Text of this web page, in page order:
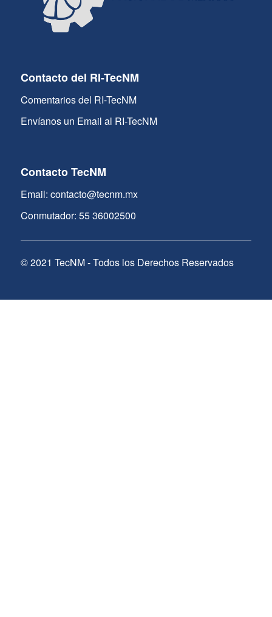
Contacto del RI-TecNM
Comentarios del RI-TecNM
Envíanos un Email al RI-TecNM
Contacto TecNM
Email: contacto@tecnm.mx
Conmutador: 55 36002500
© 2021 TecNM - Todos los Derechos Reservados